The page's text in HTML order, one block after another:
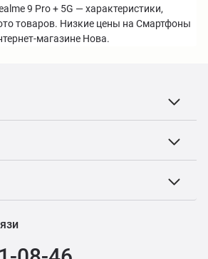
9 Pro + 5G — характеристики,
товаров. Низкие цены на Смартфоны
магазине Нова.